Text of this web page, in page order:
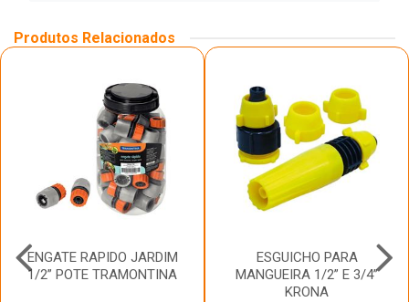
Produtos Relacionados
ENGATE RAPIDO JARDIM
1/2” POTE TRAMONTINA
ESGUICHO PARA
MANGUEIRA 1/2” E 3/4”
KRONA